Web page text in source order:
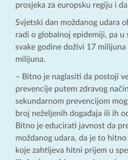
prosjeka za europsku regiju i
Svjetski dan moždanog udara
radi o globalnoj epidemiji, pa u
svake godine doživi 17
milijuna.
– Bitno je naglasiti da postoji
prevencije putem zdravog
sekundarnom prevencijom
broj neželjenih događaja ili ih
Bitno je educirati javnost da
moždanog udara, da je to
koje zahtijeva hitni prijem u